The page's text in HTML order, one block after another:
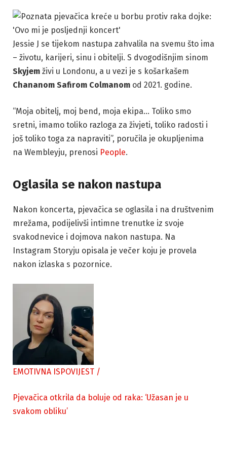
Jessie J se tijekom nastupa zahvalila na svemu što ima
– životu, karijeri, sinu i obitelji. S dvogodišnjim sinom
Skyjem živi u Londonu, a u vezi je s košarkašem
Chananom Safirom Colmanom od 2021. godine.
“Moja obitelj, moj bend, moja ekipa… Toliko smo
sretni, imamo toliko razloga za živjeti, toliko radosti i
još toliko toga za napraviti”, poručila je okupljenima
na Wembleyju, prenosi People.
Oglasila se nakon nastupa
Nakon koncerta, pjevačica se oglasila i na društvenim
mrežama, podijelivši intimne trenutke iz svoje
svakodnevice i dojmova nakon nastupa. Na
Instagram Storyju opisala je večer koju je provela
nakon izlaska s pozornice.
EMOTIVNA ISPOVIJEST /
Pjevačica otkrila da boluje od raka: ‘Užasan je u
svakom obliku’